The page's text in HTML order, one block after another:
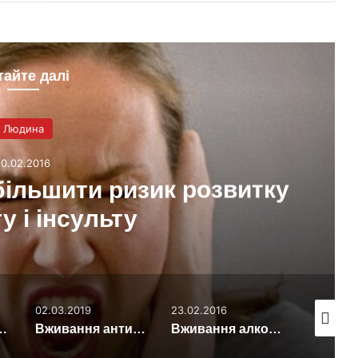
далі
Людина
ризик розвитку
і інсульту
мозку енергією
02.03.2019
Вживання антибіотиків у дитячому віці може призводить до появи психічних захворювань
23.02.2016
Вживання алкоголю в молодості може привести до гіпертонії
12.02.2026